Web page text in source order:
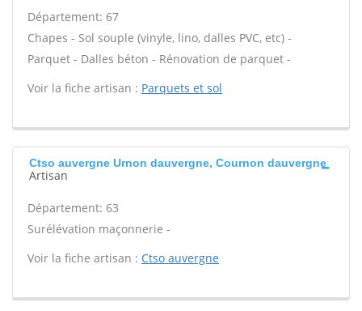
Département: 67
Chapes - Sol souple (vinyle, lino, dalles PVC, etc) -
Parquet - Dalles béton - Rénovation de parquet -
Voir la fiche artisan : Parquets et sol
Ctso auvergne Urnon dauvergne, Cournon dauvergne
Artisan
Département: 63
Surélévation maçonnerie -
Voir la fiche artisan : Ctso auvergne